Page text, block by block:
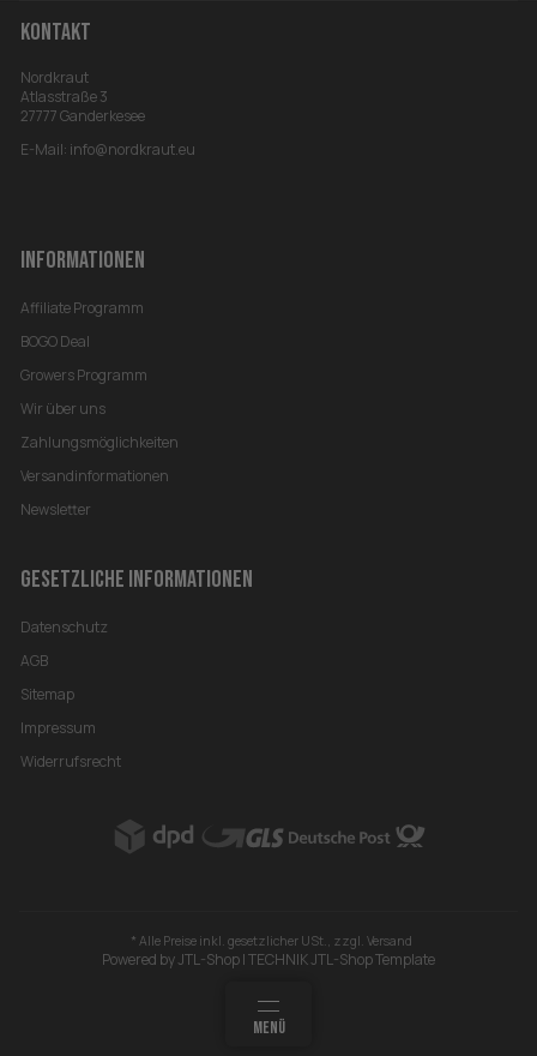
KONTAKT
Nordkraut
Atlasstraße 3
27777 Ganderkesee
E-Mail: info@nordkraut.eu
INFORMATIONEN
Affiliate Programm
BOGO Deal
Growers Programm
Wir über uns
Zahlungsmöglichkeiten
Versandinformationen
Newsletter
GESETZLICHE INFORMATIONEN
Datenschutz
AGB
Sitemap
Impressum
Widerrufsrecht
* Alle Preise inkl. gesetzlicher USt., zzgl. Versand
Powered byJTL-Shop|TECHNIK JTL-Shop Template
MENÜ